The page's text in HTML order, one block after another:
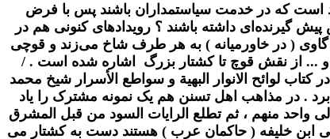
است که در خدمت سیاستمداران باشند پس با فرض
گیرنده‌ای داشته باشند ؟ رویدادهای کنونی هم در
گاوی ( در خاورمیانه ) به هر طرف شاخ می‌زند و قوچی
و ... از نقش قوچ تا کشتار بزرگ اشاره شده است . /
لوائح الانوار البهية و سواطع الأسرار شيخ محمد
نام می‌برد . در مذاهب اهل تسنن هم یک نمونه مشترک را یاد
واحد منهم ، ثم تطلع الرایات السود من قبل المشرق
ابن خليفه ( حاکمان عرب ) هستند دست به كشتار مى